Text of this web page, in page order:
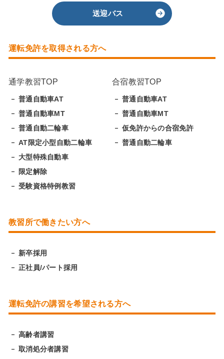
送迎バス
運転免許を取得される方へ
通学教習TOP
普通自動車AT
普通自動車MT
普通自動二輪車
AT限定小型自動二輪車
大型特殊自動車
限定解除
受験資格特例教習
合宿教習TOP
普通自動車AT
普通自動車MT
仮免許からの合宿免許
普通自動二輪車
教習所で働きたい方へ
新卒採用
正社員/パート採用
運転免許の講習を希望される方へ
高齢者講習
取消処分者講習